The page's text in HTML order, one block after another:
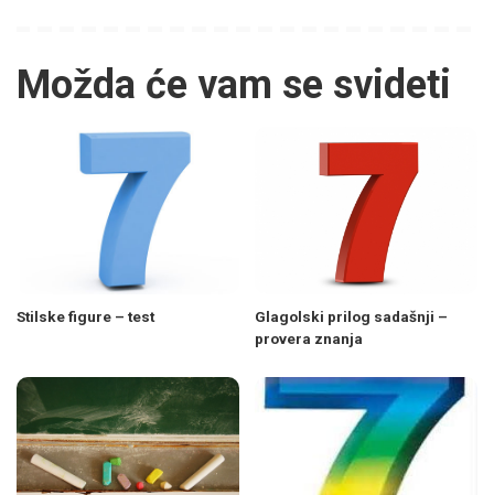
Možda će vam se svideti
Stilske figure – test
Glagolski prilog sadašnji –
provera znanja